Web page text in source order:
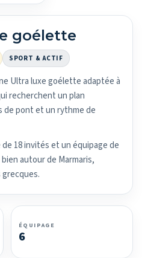
goélette
SPORT & ACTIF
Ultra luxe goélette adaptée à
recherchent un plan
de pont et un rythme de
18 invités et un équipage de
autour de Marmaris,
ÉQUIPAGE
6